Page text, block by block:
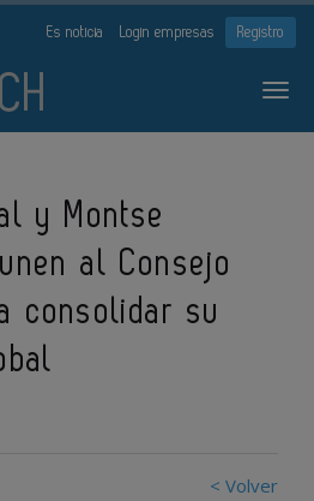
Es noticia Login empresas Registro
y Montse
al Consejo
consolidar su
< Volver